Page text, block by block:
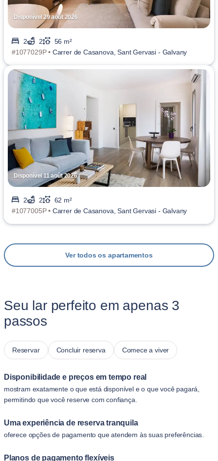
Disponível 29 août 2026
2 2
56 m²
#1077029P • Carrer de Casanova, Sant Gervasi - Galvany
Disponível 11 août 2026
2 2
62 m²
#1077005P • Carrer de Casanova, Sant Gervasi - Galvany
Ver todos os apartamentos
Seu lar perfeito em apenas 3
passos
Reservar Concluir reserva Comece a viver
Disponibilidade e preços em tempo real
mostram exatamente o que está disponível e o que você pagará,
permitindo que você reserve com confiança.
Uma experiência de reserva tranquila
oferece opções de pagamento que atendem às suas preferências.
Planos de pagamento flexíveis